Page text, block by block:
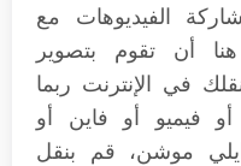
الفيديوهات مع
أن تقوم بتصوير
في الإنترنت ربما
فيميو أو فاين أو
موشن، قم بنقل